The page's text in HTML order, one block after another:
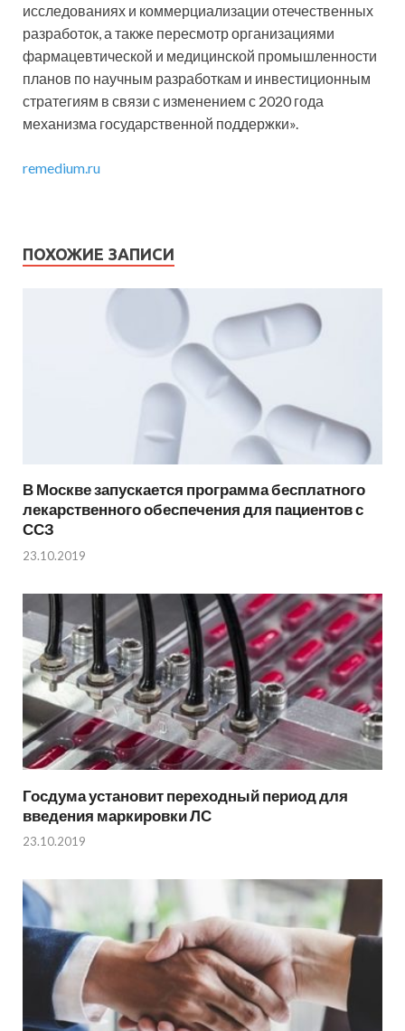
исследованиях и коммерциализации отечественных
разработок, а также пересмотр организациями
фармацевтической и медицинской промышленности
планов по научным разработкам и инвестиционным
стратегиям в связи с изменением с 2020 года
механизма государственной поддержки».
remedium.ru
ПОХОЖИЕ ЗАПИСИ
В Москве запускается программа бесплатного
лекарственного обеспечения для пациентов с
ССЗ
23.10.2019
Госдума установит переходный период для
введения маркировки ЛС
23.10.2019